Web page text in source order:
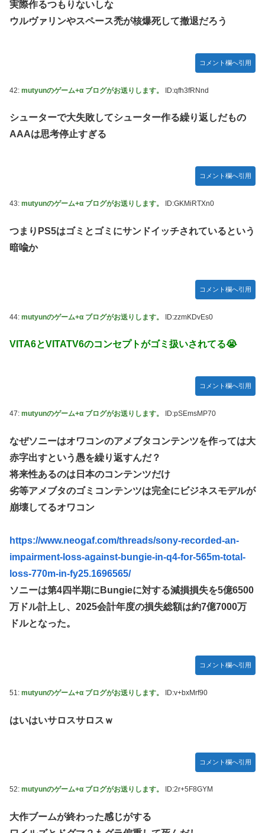
実際作るつもりないしな
ウルヴァリンやスペース禿が核爆死して撤退だろう
コメント欄へ引用
42: mutyunのゲーム+α ブログがお送りします。 ID:qfh3fRNnd
シューターで大失敗してシューター作る繰り返しだもの
AAAは思考停止すぎる
コメント欄へ引用
43: mutyunのゲーム+α ブログがお送りします。 ID:GKMiRTXn0
つまりPS5はゴミとゴミにサンドイッチされているという
暗喩か
コメント欄へ引用
44: mutyunのゲーム+α ブログがお送りします。 ID:zzmKDvEs0
VITA6とVITATV6のコンセプトがゴミ扱いされてる😭
コメント欄へ引用
47: mutyunのゲーム+α ブログがお送りします。 ID:pSEmsMP70
なぜソニーはオワコンのアメブタコンテンツを作っては大
赤字出すという愚を繰り返すんだ？
将来性あるのは日本のコンテンツだけ
劣等アメブタのゴミコンテンツは完全にビジネスモデルが
崩壊してるオワコン
https://www.neogaf.com/threads/sony-recorded-an-
impairment-loss-against-bungie-in-q4-for-565m-total-
loss-770m-in-fy25.1696565/
ソニーは第4四半期にBungieに対する減損損失を5億6500
万ドル計上し、2025会計年度の損失総額は約7億7000万
ドルとなった。
コメント欄へ引用
51: mutyunのゲーム+α ブログがお送りします。 ID:v+bxMrf90
はいはいサロスサロスｗ
コメント欄へ引用
52: mutyunのゲーム+α ブログがお送りします。 ID:2r+5F8GYM
大作ブームが終わった感じがする